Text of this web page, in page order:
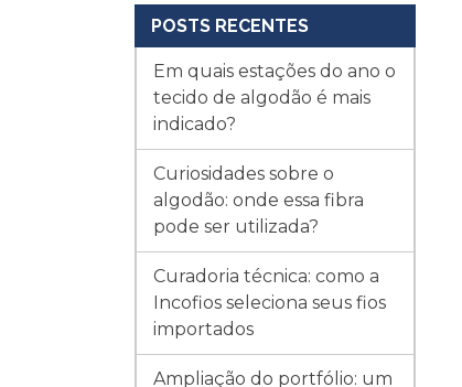
POSTS RECENTES
Em quais estações do ano o
tecido de algodão é mais
indicado?
Curiosidades sobre o
algodão: onde essa fibra
pode ser utilizada?
Curadoria técnica: como a
Incofios seleciona seus fios
importados
Ampliação do portfólio: um